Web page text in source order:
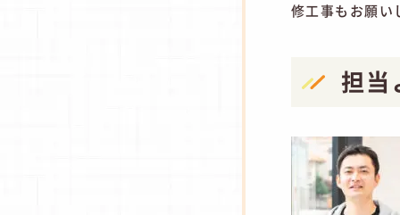
修工事もお願い
担当